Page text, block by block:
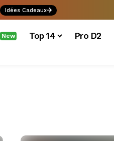
Idées Cadeaux
New Top 14 Pro D2